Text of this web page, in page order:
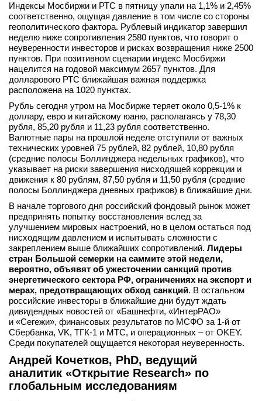
Индексы Мосбиржи и РТС в пятницу упали на 1,1% и 2,45%
соответственно, ощущая давление в том числе со стороны
геополитического фактора. Рублевый индикатор завершил
неделю ниже сопротивления 2580 пунктов, что говорит о
неуверенности инвесторов и рисках возвращения ниже 2500
пунктов. При позитивном сценарии индекс Мосбиржи
нацелится на годовой максимум 2657 пунктов. Для
долларового РТС ближайшая важная поддержка
расположена на 1020 пунктах.
Рубль сегодня утром на Мосбирже теряет около 0,5-1% к
доллару, евро и китайскому юаню, располагаясь у 78,30
рубля, 85,20 рубля и 11,23 рубля соответственно.
Валютные пары на прошлой неделе отступили от важных
технических уровней 75 рублей, 82 рублей, 10,80 рубля
(средние полосы Боллинджера недельных графиков), что
указывает на риски завершения нисходящей коррекции и
движения к 80 рублям, 87,50 рубля и 11,50 рубля (средние
полосы Боллинджера дневных графиков) в ближайшие дни.
В начале торгового дня российский фондовый рынок может
предпринять попытку восстановления вслед за
улучшением мировых настроений, но в целом остаться под
нисходящим давлением и испытывать сложности с
закреплением выше ближайших сопротивлений. Лидеры
стран Большой семерки на саммите этой недели,
вероятно, объявят об ужесточении санкций против
энергетического сектора РФ, ограничениях на экспорт и
мерах, предотвращающих обход санкций. В остальном
российские инвесторы в ближайшие дни будут ждать
дивидендных новостей от «Башнефти, «ИнтерРАО»
и «Сегежи», финансовых результатов по МСФО за 1-й от
Сбербанка, VK, ТГК-1 и МТС, и операционных – от OKEY.
Среди покупателей ощущается некоторая неуверенность.
Андрей Кочетков, PhD, ведущий
аналитик «Открытие Research» по
глобальным исследованиям